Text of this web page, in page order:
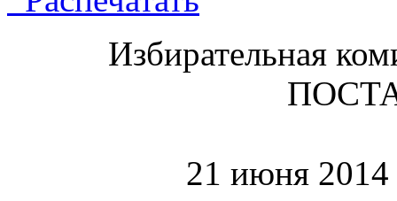
Избирательная
21